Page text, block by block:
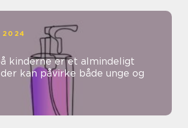
kinderne er et almindeligt
kan påvirke både unge og